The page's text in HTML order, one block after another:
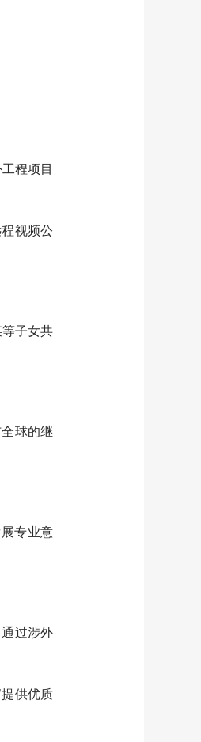
程项目
视频公
子女共
球的继
专业意
过涉外
供优质